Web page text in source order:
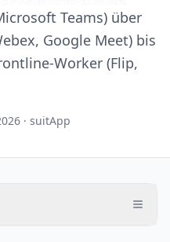
Teams) über
Google Meet) bis
Worker (Flip,
· suitApp